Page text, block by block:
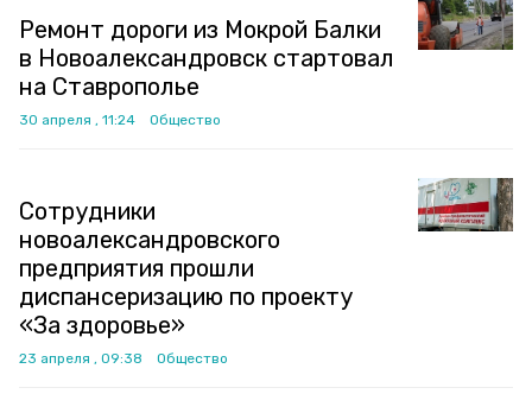
Ремонт дороги из Мокрой Балки
в Новоалександровск стартовал
на Ставрополье
30 апреля , 11:24 Общество
Сотрудники
новоалександровского
предприятия прошли
диспансеризацию по проекту
«За здоровье»
23 апреля , 09:38 Общество